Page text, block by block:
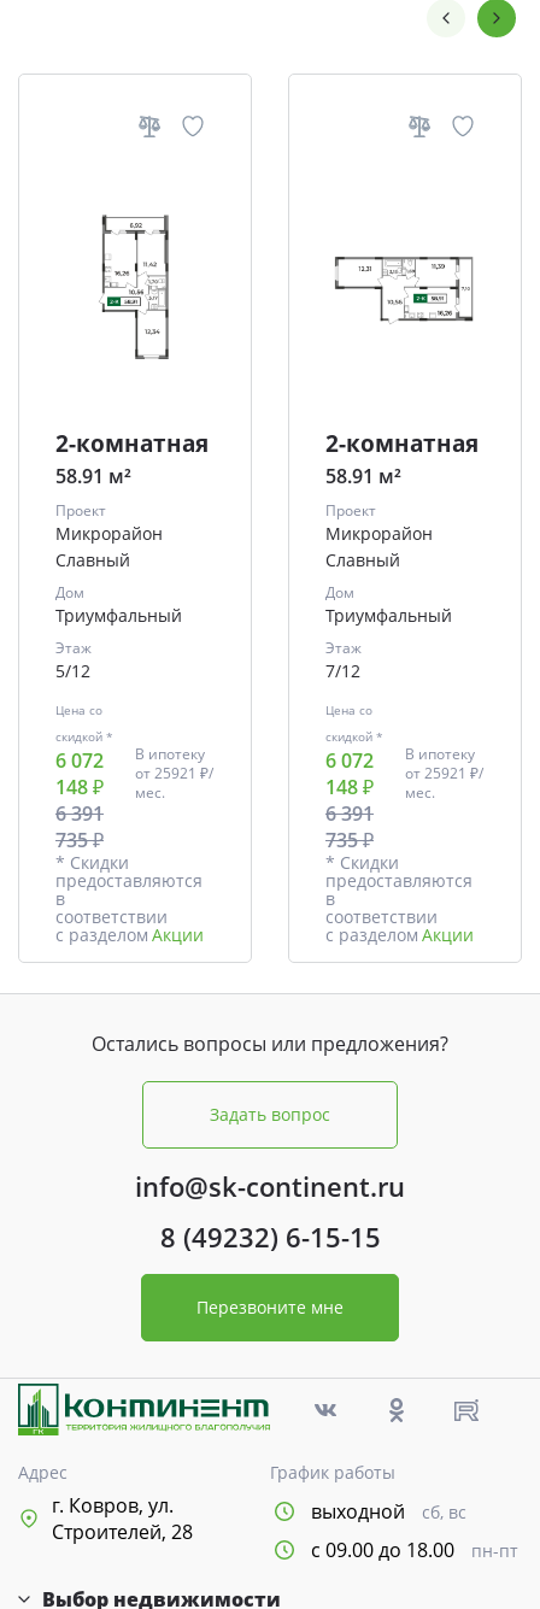
2-комнатная
58.91 м²
Проект
Микрорайон
Славный
Дом
Триумфальный
Этаж
5/12
Цена со
скидкой *
6 072
148 ₽
6 391
735 ₽
В ипотеку
от25921 ₽/
мес.
* Скидки
предоставляются
в
соответствии
с разделом Акции
2-комнатная
58.91 м²
Проект
Микрорайон
Славный
Дом
Триумфальный
Этаж
7/12
Цена со
скидкой *
6 072
148 ₽
6 391
735 ₽
В ипотеку
от25921 ₽/
мес.
* Скидки
предоставляются
в
соответствии
с разделом Акции
Остались вопросы или предложения?
Задать вопрос
info@sk-continent.ru
8 (49232) 6-15-15
Перезвоните мне
Адрес
г. Ковров, ул.
Строителей, 28
График работы
выходной сб, вс
с 09.00 до 18.00 пн-пт
Выбор недвижимости